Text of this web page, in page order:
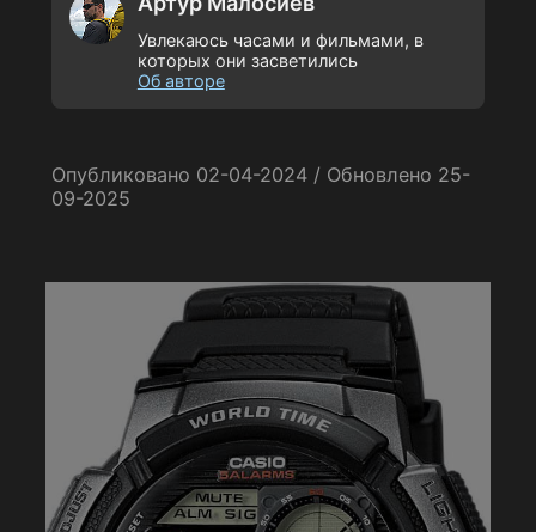
Увлекаюсь часами и фильмами, в
которых они засветились
Об авторе
Опубликовано 02-04-2024 / Обновлено 25-
09-2025